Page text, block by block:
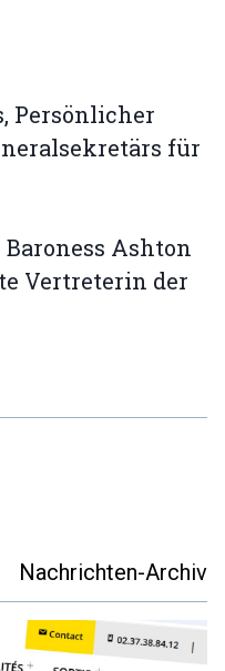
Persönlicher
für
Ashton
Vertreterin der
Nachrichten-Archiv